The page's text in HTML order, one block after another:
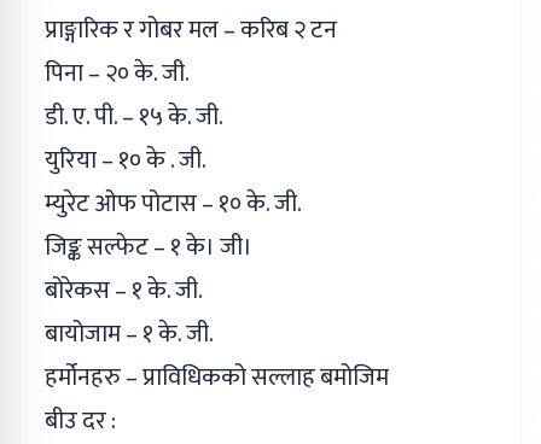
प्राङ्गारिक र गोबर मल – करिब २ टन
पिना – २० के. जी.
डी. ए. पी. – १५ के. जी.
युरिया – १० के . जी.
म्युरेट ओफ पोटास – १० के. जी.
जिङ्क सल्फेट – १ के। जी।
बोरेकस – १ के. जी.
बायोजाम – १ के. जी.
हर्मोनहरु – प्राविधिकको सल्लाह बमोजिम
बीउ दर :